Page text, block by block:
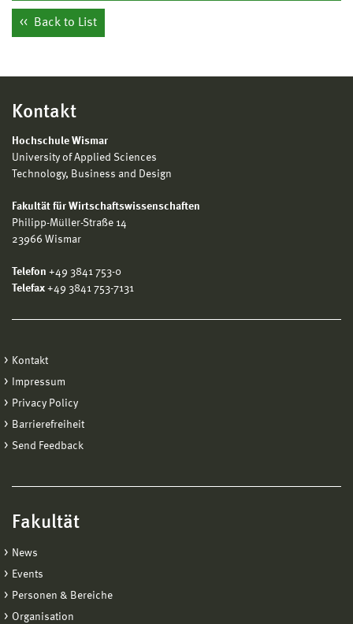
Back to List
Kontakt
Hochschule Wismar
University of Applied Sciences
Technology, Business and Design
Fakultät für Wirtschaftswissenschaften
Philipp-Müller-Straße 14
23966 Wismar
Telefon +49 3841 753-0
Telefax +49 3841 753-7131
Kontakt
Impressum
Privacy Policy
Barrierefreiheit
Send Feedback
Fakultät
News
Events
Personen & Bereiche
Organisation